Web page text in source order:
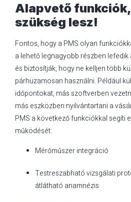
Alapvető
szükség lesz!
Fontos, hogy a PMS olyan
a lehető legnagyobb részben
és biztosítják, hogy ne kelljen több
párhuzamosan használni. Például
időpontokat, más szoftverben
más eszközben nyilvántartani a
PMS a következő funkciókkal segíti
működését:
Mérőműszer integráció
Testreszabható vizsgálati
átlátható anamnézis